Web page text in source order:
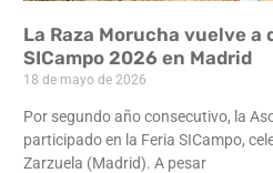
La Raza Morucha vuelve a
SICampo 2026 en Madrid
18 de mayo de 2026
Por segundo año consecutivo, la
participado en la Feria SICampo,
Zarzuela (Madrid). A pesar